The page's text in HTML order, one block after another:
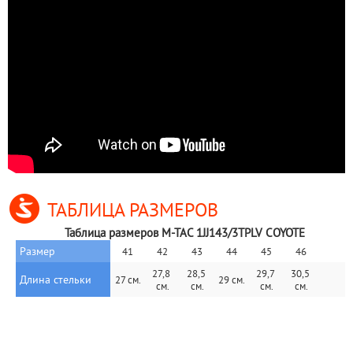
ТАБЛИЦА РАЗМЕРОВ
Таблица размеров M-TAC 1JJ143/3TPLV COYOTE
Размер 41 42 43 44 45 46
Длина стельки 27 см.
27,8
см.
28,5
см.
29 см.
29,7
см.
30,5
см.